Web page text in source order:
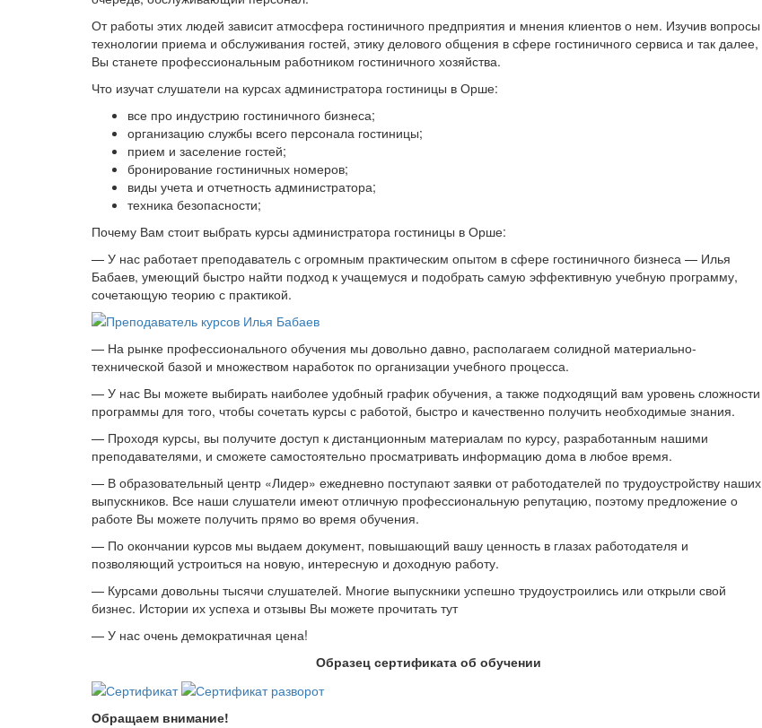
От работы этих людей зависит атмосфера гостиничного предприятия и мнения клиентов о нем. Изучив вопросы
технологии приема и обслуживания гостей, этику делового общения в сфере гостиничного сервиса и так далее,
Вы станете профессиональным работником гостиничного хозяйства.
Что изучат слушатели на курсах администратора гостиницы в Орше:
все про индустрию гостиничного бизнеса;
организацию службы всего персонала гостиницы;
прием и заселение гостей;
бронирование гостиничных номеров;
виды учета и отчетность администратора;
техника безопасности;
Почему Вам стоит выбрать курсы администратора гостиницы в Орше:
— У нас работает преподаватель с огромным практическим опытом в сфере гостиничного бизнеса — Илья
Бабаев, умеющий быстро найти подход к учащемуся и подобрать самую эффективную учебную программу,
сочетающую теорию с практикой.
— На рынке профессионального обучения мы довольно давно, располагаем солидной материально-
технической базой и множеством наработок по организации учебного процесса.
— У нас Вы можете выбирать наиболее удобный график обучения, а также подходящий вам уровень сложности
программы для того, чтобы сочетать курсы с работой, быстро и качественно получить необходимые знания.
— Проходя курсы, вы получите доступ к дистанционным материалам по курсу, разработанным нашими
преподавателями, и сможете самостоятельно просматривать информацию дома в любое время.
— В образовательный центр «Лидер» ежедневно поступают заявки от работодателей по трудоустройству наших
выпускников. Все наши слушатели имеют отличную профессиональную репутацию, поэтому предложение о
работе Вы можете получить прямо во время обучения.
— По окончании курсов мы выдаем документ, повышающий вашу ценность в глазах работодателя и
позволяющий устроиться на новую, интересную и доходную работу.
— Курсами довольны тысячи слушателей. Многие выпускники успешно трудоустроились или открыли свой
бизнес. Истории их успеха и отзывы Вы можете прочитать тут
— У нас очень демократичная цена!
Образец сертификата об обучении
Обращаем внимание!